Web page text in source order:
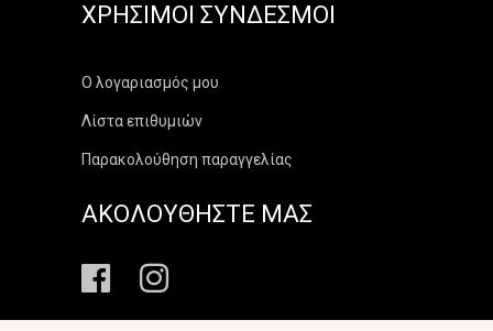
ΧΡΉΣΙΜΟΙ ΣΎΝΔΕΣΜΟΙ
Ο λογαριασμός μου
Λίστα επιθυμιών
Παρακολούθηση παραγγελίας
ΑΚΟΛΟΥΘΗΣΤΕ ΜΑΣ